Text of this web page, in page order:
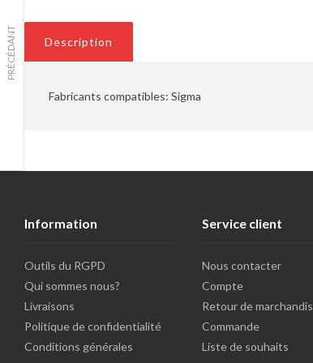
PRÉCÉDANT Description
Fabricants compatibles: Sigma
Information
Outils du RGPD
Qui sommes nous?
Livraisons
Politique de confidentialité
Conditions générales
Service client
Nous contacter
Compte
Retour de
Commande
Liste de souhaits